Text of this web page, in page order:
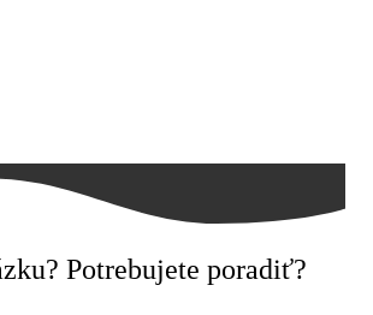
Potrebujete poradiť?